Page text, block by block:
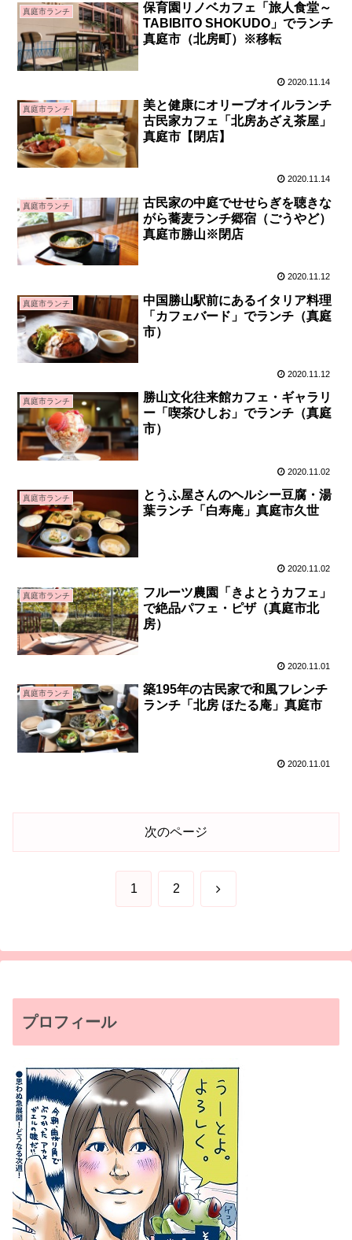
真庭市ランチ
保育園リノベカフェ「旅人食堂～
TABIBITO SHOKUDO」でランチ
真庭市（北房町）※移転
2020.11.14
真庭市ランチ
美と健康にオリーブオイルランチ
古民家カフェ「北房あざえ茶屋」
真庭市【閉店】
2020.11.14
真庭市ランチ
古民家の中庭でせせらぎを聴きな
がら蕎麦ランチ郷宿（ごうやど）
真庭市勝山※閉店
2020.11.12
真庭市ランチ
中国勝山駅前にあるイタリア料理
「カフェバード」でランチ（真庭
市）
2020.11.12
真庭市ランチ
勝山文化往来館カフェ・ギャラリ
ー「喫茶ひしお」でランチ（真庭
市）
2020.11.02
真庭市ランチ
とうふ屋さんのヘルシー豆腐・湯
葉ランチ「白寿庵」真庭市久世
2020.11.02
真庭市ランチ
フルーツ農園「きよとうカフェ」
で絶品パフェ・ピザ（真庭市北
房）
2020.11.01
真庭市ランチ
築195年の古民家で和風フレンチ
ランチ「北房 ほたる庵」真庭市
2020.11.01
次のページ
1 2 次
プロフィール